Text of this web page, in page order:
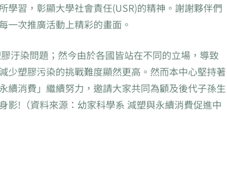
習，彰顯大學社會責任(USR)的精神。謝謝夥伴們
一次推廣活動上精彩的畫面。
汙染問題；然今由於各國皆站在不同的立場，導致
少塑膠污染的挑戰難度顯然更高。然而本中心堅持著
續消費」繼續努力，邀請大家共同為顧及後代子孫生
影!（資料來源：幼家科學系 減塑與永續消費促進中